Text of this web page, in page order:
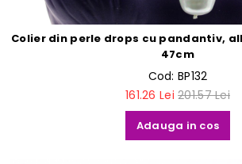
Colier din perle drops cu pandantiv,
47cm
Cod: BP132
161.26 Lei201.57 Lei
Adauga in cos